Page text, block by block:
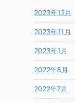
2023年12月
2023年11月
2023年1月
2022年8月
2022年7月